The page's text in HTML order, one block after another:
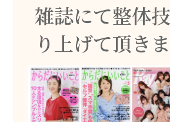
雑誌にて整体
り上げて頂き